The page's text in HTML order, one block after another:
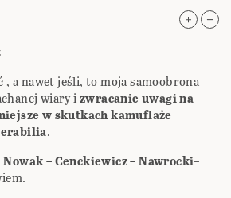
, a nawet jeśli, to moja samoobrona
wiary izwracanie uwagi na
w skutkach kamuflaże
.
Nowak – Cenckiewicz – Nawrocki–